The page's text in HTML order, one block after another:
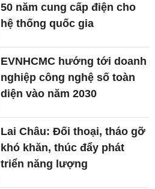
50 năm cung cấp điện cho
hệ thống quốc gia
EVNHCMC hướng tới doanh
nghiệp công nghệ số toàn
diện vào năm 2030
Lai Châu: Đối thoại, tháo gỡ
khó khăn, thúc đẩy phát
triển năng lượng